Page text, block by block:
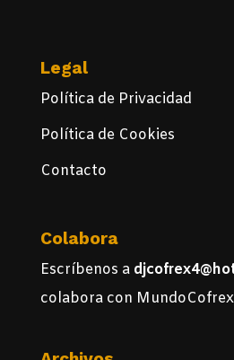
Legal
Política de Privacidad
Política de Cookies
Contacto
Colabora
Escríbenos a
colabora con MundoCofrex